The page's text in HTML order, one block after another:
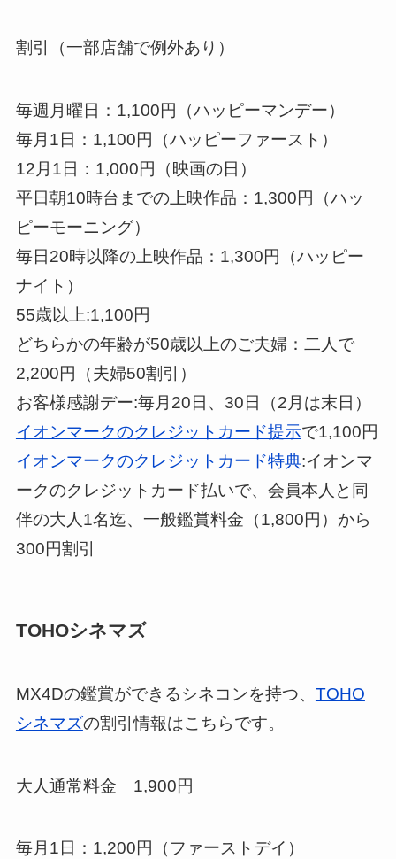
割引（一部店舗で例外あり）
毎週月曜日：1,100円（ハッピーマンデー）
毎月1日：1,100円（ハッピーファースト）
12月1日：1,000円（映画の日）
平日朝10時台までの上映作品：1,300円（ハッ
ピーモーニング）
毎日20時以降の上映作品：1,300円（ハッピー
ナイト）
55歳以上:1,100円
どちらかの年齢が50歳以上のご夫婦：二人で
2,200円（夫婦50割引）
お客様感謝デー:毎月20日、30日（2月は末日）
イオンマークのクレジットカード提示で1,100円
イオンマークのクレジットカード特典:イオンマ
ークのクレジットカード払いで、会員本人と同
伴の大人1名迄、一般鑑賞料金（1,800円）から
300円割引
TOHOシネマズ
MX4Dの鑑賞ができるシネコンを持つ、 TOHO
シネマズの割引情報はこちらです。
大人通常料金 1,900円
毎月1日：1,200円（ファーストデイ）